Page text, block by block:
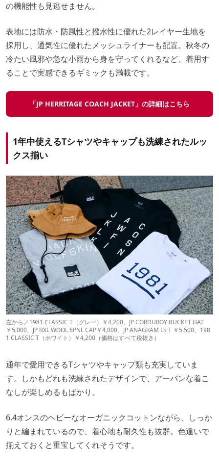
の機能性も見逃せません。
表地には防水・防風性と撥水性に優れた2レイヤー生地を
採用し、通気性に優れたメッシュライナーも配置。秋冬の
冷たい風邪や急な小雨から身を守ってくれるなど、着用す
ることで実感できるギミックも満載です。
「JP HERRITAGE COACH JACKET」の詳細はこちら
1年中使えるTシャツやキャップも洗練されたルッ
クス揃い
左から／1981 CLASSIC T（グレー）￥4,200、JP CORDUROY BUCKET HAT
￥5,000、JP BXL WOOL 6PNL CAP￥4,000、JP ANAGRAM LS T ￥5.500、198
1 CLASSIC T（ホワイト）￥4,200（価格はすべて税抜き）
通年で愛用できるTシャツやキャップ類も充実していま
す。しかもどれも洗練されたデザインで、アーバンな着こ
なしが楽しめるもばかり。
6.4オンスのヘビーなオーガニックコットンながら、しっか
りと編まれているので、着心地も耐久性も抜群。色違いで
揃えておくと重宝してくれそうです。